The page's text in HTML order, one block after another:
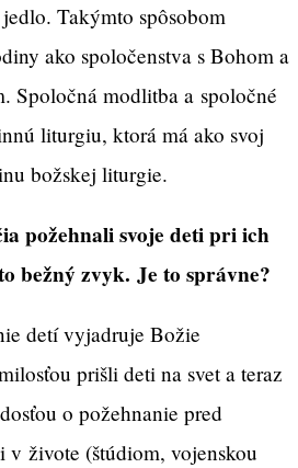
Takýmto spôsobom
ako spoločenstva s Bohom a
Spoločná modlitba a spoločné
liturgiu, ktorá má ako svoj
božskej liturgie.
požehnali svoje deti pri ich
bežný zvyk. Je to správne?
detí vyjadruje Božie
prišli deti na svet a teraz
o požehnanie pred
v živote (štúdiom, vojenskou